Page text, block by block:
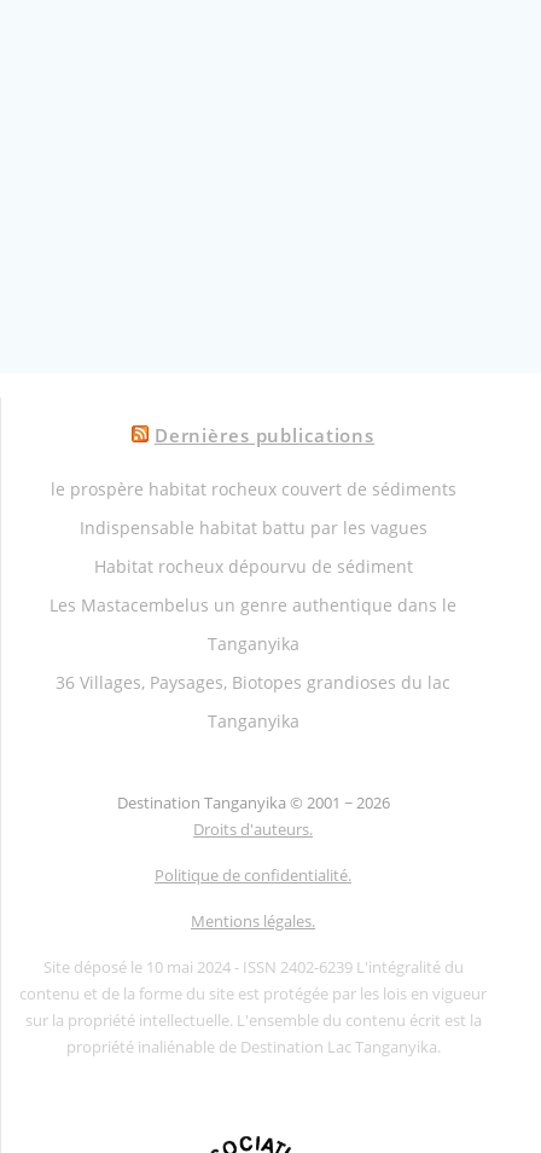
Dernières publications
le prospère habitat rocheux couvert de sédiments
Indispensable habitat battu par les vagues
Habitat rocheux dépourvu de sédiment
Les Mastacembelus un genre authentique dans le
Tanganyika
36 Villages, Paysages, Biotopes grandioses du lac
Tanganyika
Destination Tanganyika © 2001 ~ 2026
Droits d'auteurs.
Politique de confidentialité.
Mentions légales.
Site déposé le 10 mai 2024 - ISSN 2402-6239 L'intégralité du
contenu et de la forme du site est protégée par les lois en vigueur
sur la propriété intellectuelle. L'ensemble du contenu écrit est la
propriété inaliénable de Destination Lac Tanganyika.